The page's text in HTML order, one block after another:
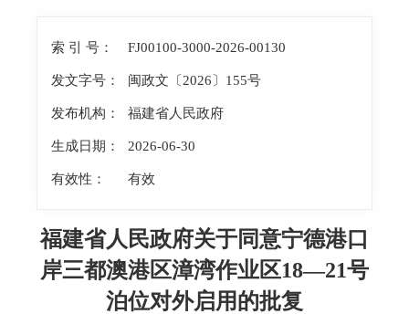
索 引 号： FJ00100-3000-2026-00130
发文字号： 闽政文〔2026〕155号
发布机构： 福建省人民政府
生成日期： 2026-06-30
有效性： 有效
福建省人民政府关于同意宁德港口
岸三都澳港区漳湾作业区18—21号
泊位对外启用的批复